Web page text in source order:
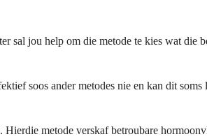
sal jou help om die metode te kies wat die
soos ander metodes nie en kan dit
metode verskaf betroubare